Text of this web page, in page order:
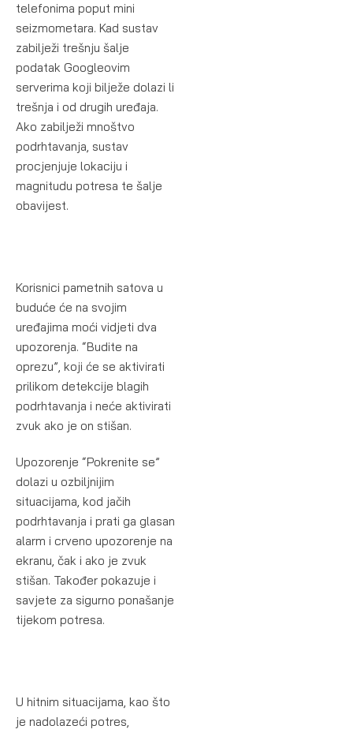
telefonima poput mini
seizmometara. Kad sustav
zabilježi trešnju šalje
podatak Googleovim
serverima koji bilježe dolazi li
trešnja i od drugih uređaja.
Ako zabilježi mnoštvo
podrhtavanja, sustav
procjenjuje lokaciju i
magnitudu potresa te šalje
obavijest.
Korisnici pametnih satova u
buduće će na svojim
uređajima moći vidjeti dva
upozorenja. “Budite na
oprezu”, koji će se aktivirati
prilikom detekcije blagih
podrhtavanja i neće aktivirati
zvuk ako je on stišan.
Upozorenje “Pokrenite se”
dolazi u ozbiljnijim
situacijama, kod jačih
podrhtavanja i prati ga glasan
alarm i crveno upozorenje na
ekranu, čak i ako je zvuk
stišan. Također pokazuje i
savjete za sigurno ponašanje
tijekom potresa.
U hitnim situacijama, kao što
je nadolazeći potres,